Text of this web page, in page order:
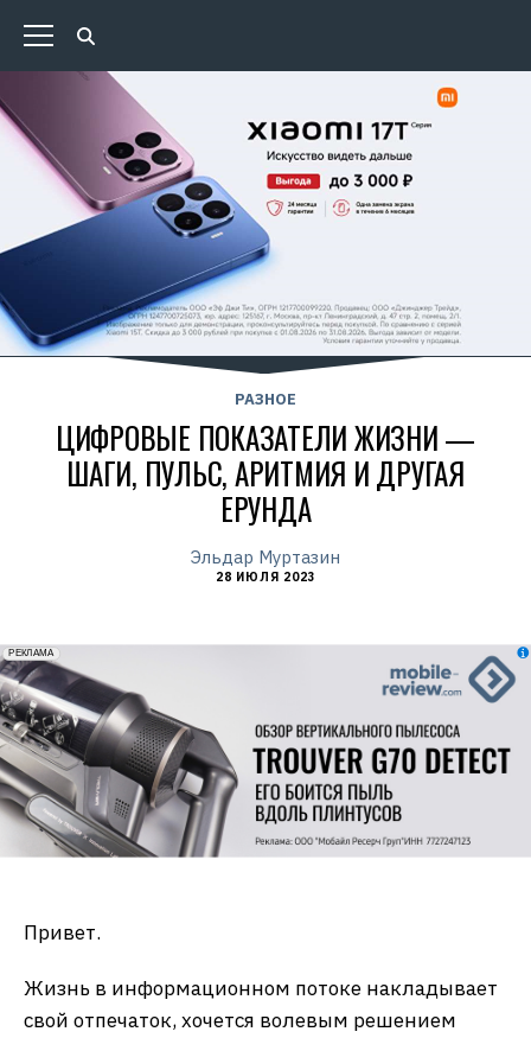
РАЗНОЕ
ЦИФРОВЫЕ ПОКАЗАТЕЛИ ЖИЗНИ —
ШАГИ, ПУЛЬС, АРИТМИЯ И ДРУГАЯ
ЕРУНДА
Эльдар Муртазин
28 ИЮЛЯ 2023
erid: 2VfnxxmNzs5
РЕКЛАМА
Привет.
Жизнь в информационном потоке накладывает
свой отпечаток, хочется волевым решением